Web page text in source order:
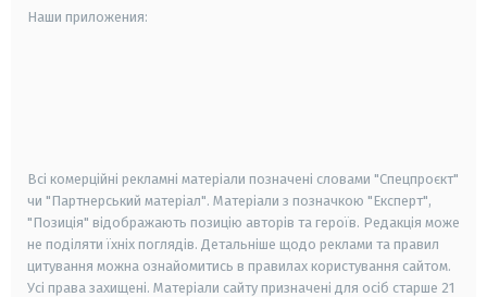
Наши приложения:
Всі комерційні рекламні матеріали позначені словами "Спецпроєкт"
чи "Партнерський матеріал". Матеріали з позначкою "Експерт",
"Позиція" відображають позицію авторів та героїв. Редакція може
не поділяти їхніх поглядів. Детальніше щодо реклами та правил
цитування можна ознайомитись в правилах користування сайтом.
Усі права захищені. Матеріали сайту призначені для осіб старше 21